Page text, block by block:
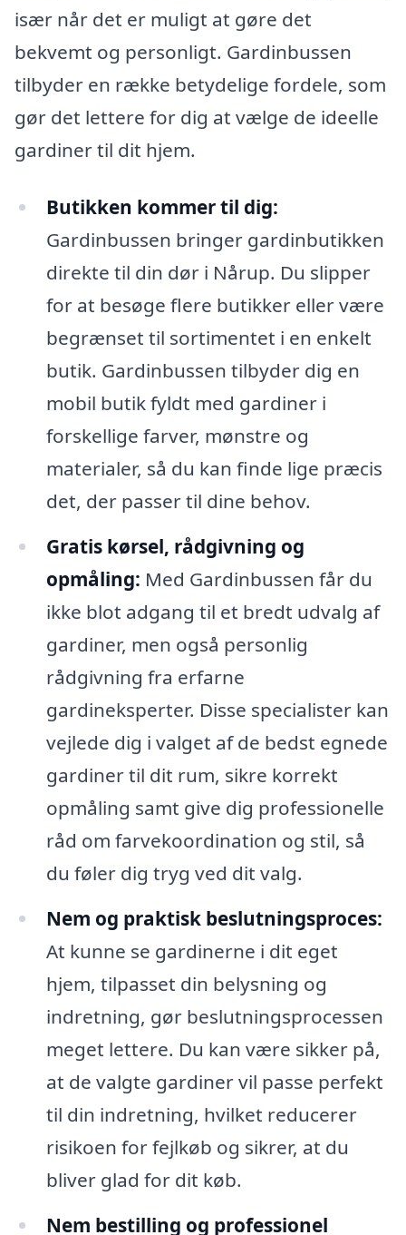
især når det er muligt at gøre det
bekvemt og personligt. Gardinbussen
tilbyder en række betydelige fordele, som
gør det lettere for dig at vælge de ideelle
gardiner til dit hjem.
Butikken kommer til dig:
Gardinbussen bringer gardinbutikken
direkte til din dør i Nårup. Du slipper
for at besøge flere butikker eller være
begrænset til sortimentet i en enkelt
butik. Gardinbussen tilbyder dig en
mobil butik fyldt med gardiner i
forskellige farver, mønstre og
materialer, så du kan finde lige præcis
det, der passer til dine behov.
Gratis kørsel, rådgivning og
opmåling: Med Gardinbussen får du
ikke blot adgang til et bredt udvalg af
gardiner, men også personlig
rådgivning fra erfarne
gardineksperter. Disse specialister kan
vejlede dig i valget af de bedst egnede
gardiner til dit rum, sikre korrekt
opmåling samt give dig professionelle
råd om farvekoordination og stil, så
du føler dig tryg ved dit valg.
Nem og praktisk beslutningsproces:
At kunne se gardinerne i dit eget
hjem, tilpasset din belysning og
indretning, gør beslutningsprocessen
meget lettere. Du kan være sikker på,
at de valgte gardiner vil passe perfekt
til din indretning, hvilket reducerer
risikoen for fejlkøb og sikrer, at du
bliver glad for dit køb.
Nem bestilling og professionel